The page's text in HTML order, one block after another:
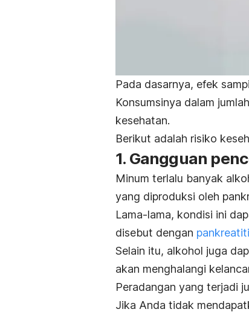
Pada dasarnya, efek
Konsumsinya dalam
kesehatan.
Berikut adalah risiko
1. Gangguan
Minum terlalu banyak
yang diproduksi oleh
Lama-lama, kondisi ini
disebut dengan
Selain itu, alkohol juga
akan menghalangi
Peradangan yang terjadi
Jika Anda tidak